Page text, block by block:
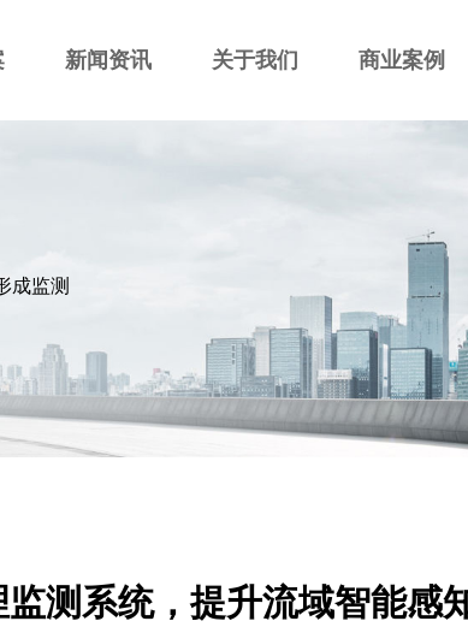
新闻资讯 关于我们 商业案例
成监测
测系统，提升流域智能感